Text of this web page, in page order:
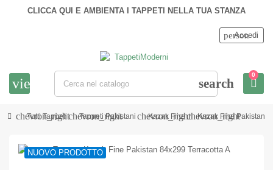
CLICCA QUI E AMBIENTA I TAPPETI NELLA TUA STANZA
view_headline search
person
Accedi
0
chevron_right
Tutti Tappeti chevron_right
Tappeti Pakistani chevron_right
Kazak Fine chevron_right
Kazak Fine Pakistan
NUOVO PRODOTTO